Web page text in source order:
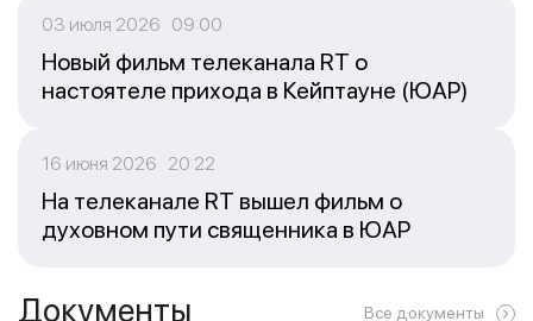
03 июля 2026 09:00
Новый фильм телеканала RT о
настоятеле прихода в Кейптауне (ЮАР)
16 июня 2026 20:22
На телеканале RT вышел фильм о
духовном пути священника в ЮАР
Документы Все документы